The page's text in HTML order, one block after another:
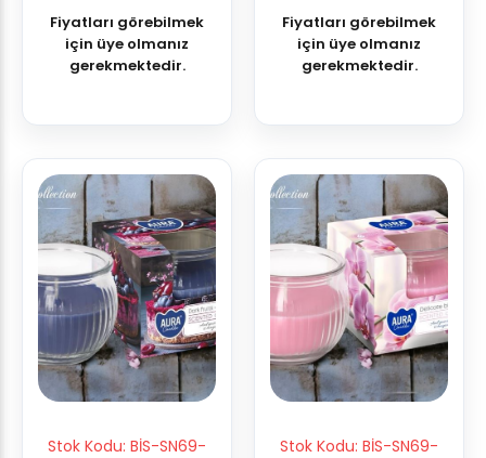
Fiyatları görebilmek
için üye olmanız
gerekmektedir.
Fiyatları görebilmek
için üye olmanız
gerekmektedir.
Stok Kodu: BİS-SN69-
Stok Kodu: BİS-SN69-